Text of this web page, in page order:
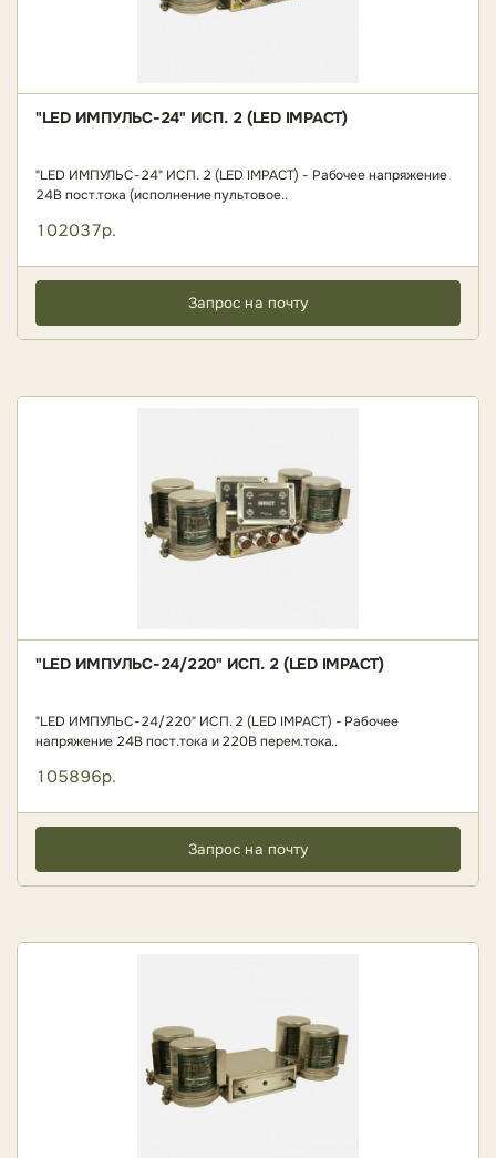
"LED ИМПУЛЬС-24" ИСП. 2 (LED IMPACT)
"LED ИМПУЛЬС-24" ИСП. 2 (LED IMPACT) - Рабочее напряжение
24В пост.тока (исполнение пультовое..
102037р.
Запрос на почту
"LED ИМПУЛЬС-24/220" ИСП. 2 (LED IMPACT)
"LED ИМПУЛЬС-24/220" ИСП. 2 (LED IMPACT) - Рабочее
напряжение 24В пост.тока и 220В перем.тока..
105896р.
Запрос на почту